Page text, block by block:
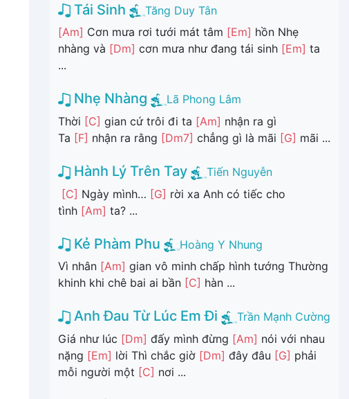
Tái Sinh
Tăng Duy Tân
[Am] Cơn mưa rơi tưới mát tâm [Em] hồn Nhẹ
nhàng và [Dm] cơn mưa như đang tái sinh [Em] ta
...
Nhẹ Nhàng
Lã Phong Lâm
Thời [C] gian cứ trôi đi ta [Am] nhận ra gì
Ta [F] nhận ra rằng [Dm7] chẳng gì là mãi [G] mãi ...
Hành Lý Trên Tay
Tiến Nguyễn
[C] Ngày mình… [G] rời xa Anh có tiếc cho
tình [Am] ta? ...
Kẻ Phàm Phu
Hoàng Y Nhung
Vì nhân [Am] gian vô minh chấp hình tướng Thường
khinh khi chê bai ai bần [C] hàn ...
Anh Đau Từ Lúc Em Đi
Trần Mạnh Cường
Giá như lúc [Dm] đấy mình đừng [Am] nói với nhau
nặng [Em] lời Thì chắc giờ [Dm] đây đâu [G] phải
mỗi người một [C] nơi ...